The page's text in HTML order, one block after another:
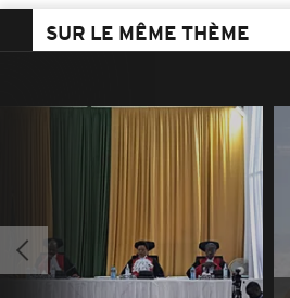
SUR LE MÊME THÈME